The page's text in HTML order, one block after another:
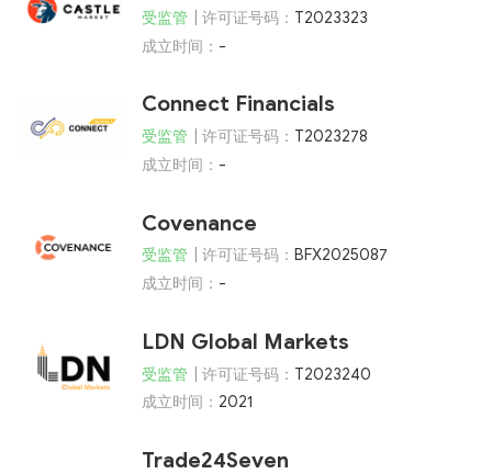
受监管 | 许可证号码： T2023323
成立时间： -
Connect Financials
受监管 | 许可证号码： T2023278
成立时间： -
Covenance
受监管 | 许可证号码： BFX2025087
成立时间： -
LDN Global Markets
受监管 | 许可证号码： T2023240
成立时间： 2021
Trade24Seven